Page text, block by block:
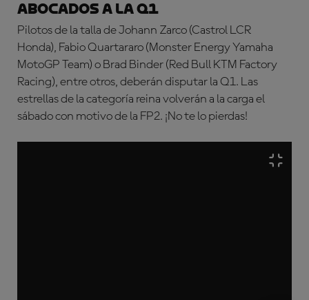
Abocados a la Q1
Pilotos de la talla de Johann Zarco (Castrol LCR
Honda), Fabio Quartararo (Monster Energy Yamaha
MotoGP Team) o Brad Binder (Red Bull KTM Factory
Racing), entre otros, deberán disputar la Q1. Las
estrellas de la categoría reina volverán a la carga el
sábado con motivo de la FP2. ¡No te lo pierdas!